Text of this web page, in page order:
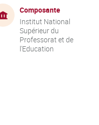
Composante
Institut National
Supérieur du
Professorat et de
l'Education